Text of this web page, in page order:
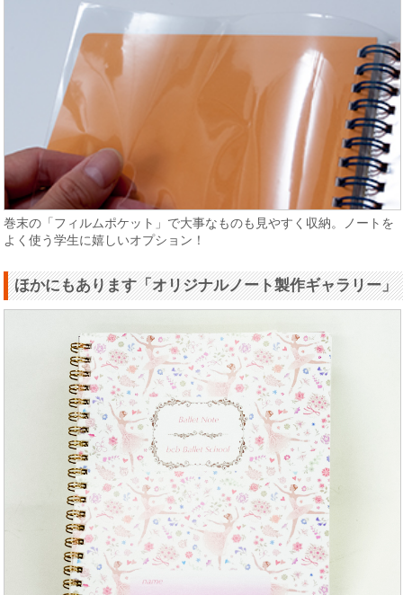
巻末の「フィルムポケット」で大事なものも見やすく収納。ノートを
よく使う学生に嬉しいオプション！
ほかにもあります「オリジナルノート製作ギャラリー」